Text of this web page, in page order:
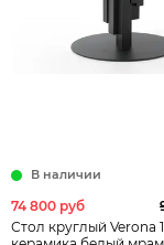
В наличии
74 800 руб
Стол круглый Verona